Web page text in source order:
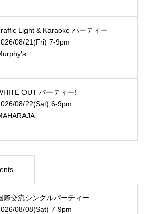
Light & Karaoke パーティー
08/21(Fri) 7-9pm
OUT パーティー!
08/22(Sat) 6-9pm
際交流シングルパーティー
08/08(Sat) 7-9pm